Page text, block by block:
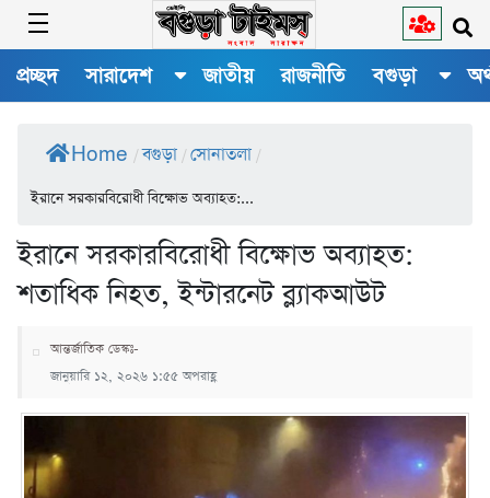
প্রচ্ছদ সারাদেশ জাতীয় রাজনীতি বগুড়া
Home / বগুড়া / সোনাতলা /
ইরানে সরকারবিরোধী বিক্ষোভ অব্যাহত:...
ইরানে সরকারবিরোধী বিক্ষোভ অব্যাহত:
শতাধিক নিহত, ইন্টারনেট ব্ল্যাকআউট
আন্তর্জাতিক ডেস্কঃ-
জানুয়ারি ১২, ২০২৬ ১:৫৫ অপরাহ্ণ